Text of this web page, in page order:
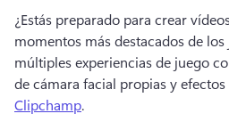
¿Estás preparado para crear
momentos más destacados de los
múltiples experiencias de juego
de cámara facial propias y efectos
Clipchamp.